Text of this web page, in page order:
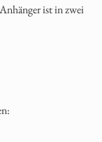
ist in zwei